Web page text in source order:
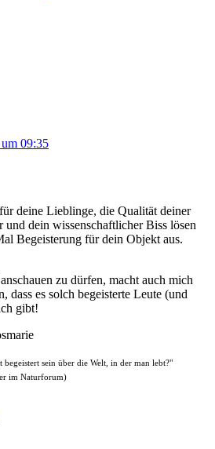
09:35
deine Lieblinge, die Qualität deiner
dein wissenschaftlicher Biss lösen
Begeisterung für dein Objekt aus.
zu dürfen, macht auch mich
dass es solch begeisterte Leute (und
gibt!
sein über die Welt, in der man lebt?"
im Naturforum)